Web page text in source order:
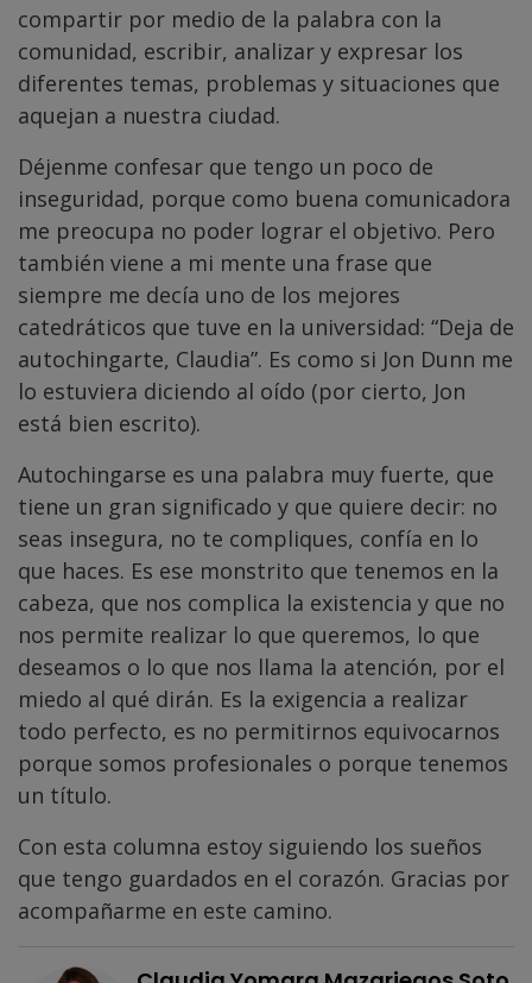
compartir por medio de la palabra con la
comunidad, escribir, analizar y expresar los
diferentes temas, problemas y situaciones que
aquejan a nuestra ciudad.
Déjenme confesar que tengo un poco de
inseguridad, porque como buena comunicadora
me preocupa no poder lograr el objetivo. Pero
también viene a mi mente una frase que
siempre me decía uno de los mejores
catedráticos que tuve en la universidad: “Deja de
autochingarte, Claudia”. Es como si Jon Dunn me
lo estuviera diciendo al oído (por cierto, Jon
está bien escrito).
Autochingarse es una palabra muy fuerte, que
tiene un gran significado y que quiere decir: no
seas insegura, no te compliques, confía en lo
que haces. Es ese monstrito que tenemos en la
cabeza, que nos complica la existencia y que no
nos permite realizar lo que queremos, lo que
deseamos o lo que nos llama la atención, por el
miedo al qué dirán. Es la exigencia a realizar
todo perfecto, es no permitirnos equivocarnos
porque somos profesionales o porque tenemos
un título.
Con esta columna estoy siguiendo los sueños
que tengo guardados en el corazón. Gracias por
acompañarme en este camino.